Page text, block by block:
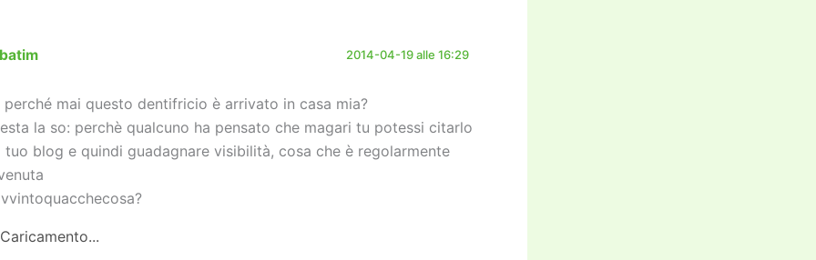
2014-04-19 alle 16:29
perché mai questo dentifricio è arrivato in casa mia?
la so: perchè qualcuno ha pensato che magari tu potessi citarlo
tuo blog e quindi guadagnare visibilità, cosa che è regolarmente
Caricamento...